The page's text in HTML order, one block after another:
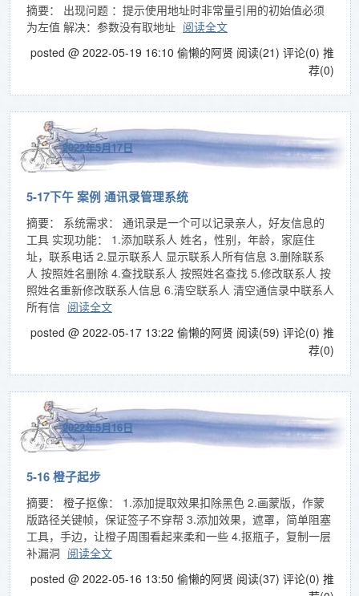
摘要： 出现问题 ：提示使用地址时非常量引用的初始值必须
为左值 解决：参数没有取地址 阅读全文
posted @ 2022-05-19 16:10 偷懒的阿贤 阅读(21) 评论(0) 推
荐(0)
2022年5月17日
5-17下午 案例 通讯录管理系统
摘要： 系统需求： 通讯录是一个可以记录亲人，好友信息的
工具 实现功能： 1.添加联系人 姓名，性别，年龄，家庭住
址，联系电话 2.显示联系人 显示联系人所有信息 3.删除联系
人 按照姓名删除 4.查找联系人 按照姓名查找 5.修改联系人 按
照姓名重新修改联系人信息 6.清空联系人 清空通信录中联系人
所有信 阅读全文
posted @ 2022-05-17 13:22 偷懒的阿贤 阅读(59) 评论(0) 推
荐(0)
2022年5月16日
5-16 橙子起步
摘要： 橙子抠像： 1.添加提取效果扣除黑色 2.画蒙版，作蒙
版路径关键帧，保证签子不穿帮 3.添加效果，遮罩，简单阻塞
工具，手边，让橙子周围看起来柔和一些 4.抠瓶子，复制一层
补漏洞 阅读全文
posted @ 2022-05-16 13:50 偷懒的阿贤 阅读(37) 评论(0) 推